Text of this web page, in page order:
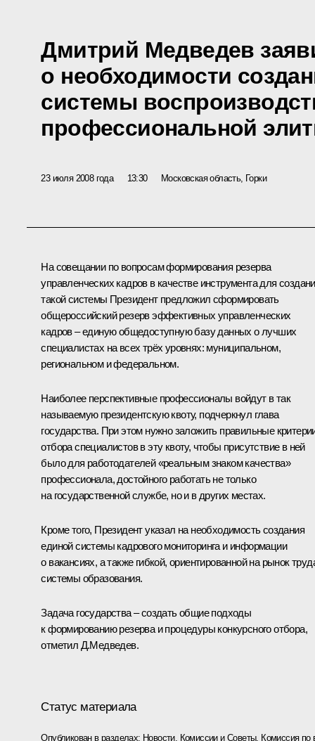
Дмитрий Медведев
о необходимости
системы
профессиональной
23 июля 2008 года 13:30 Московская область, Горки
На совещании по вопросам формирования резерва
управленческих кадров в качестве инструмента для
такой системы Президент предложил сформировать
общероссийский резерв эффективных управленческих
кадров – единую общедоступную базу данных о лучших
специалистах на всех трёх уровнях: муниципальном,
региональном и федеральном.
Наиболее перспективные профессионалы войдут в так
называемую президентскую квоту, подчеркнул глава
государства. При этом нужно заложить правильные
отбора специалистов в эту квоту, чтобы присутствие в ней
было для работодателей «реальным знаком качества»
профессионала, достойного работать не только
на государственной службе, но и в других местах.
Кроме того, Президент указал на необходимость создания
единой системы кадрового мониторинга и информации
о вакансиях, а также гибкой, ориентированной на рынок
системы образования.
Задача государства – создать общие подходы
к формированию резерва и процедуры конкурсного отбора,
отметил Д.Медведев.
Статус материала
Опубликован в разделах: Новости, Комиссии и Советы, Комиссия по